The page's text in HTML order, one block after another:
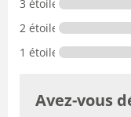
2 étoiles
1 étoile
Avez-vous